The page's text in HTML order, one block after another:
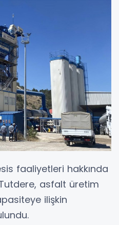
faaliyetleri hakkında
asfalt üretim
ilişkin